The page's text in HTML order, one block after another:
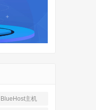
BlueHost主机